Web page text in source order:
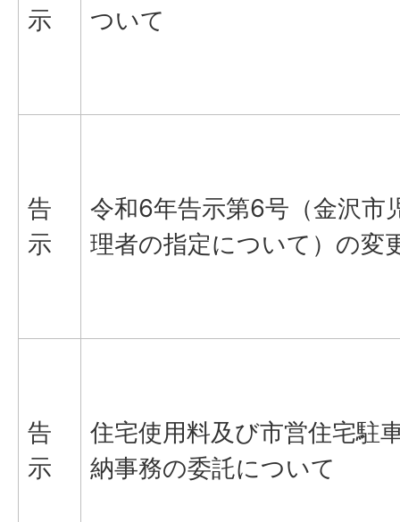
示
ついて
告
示
令和6年告示第6号（金沢市
理者の指定について）の変
告
示
住宅使用料及び市営住宅駐
納事務の委託について